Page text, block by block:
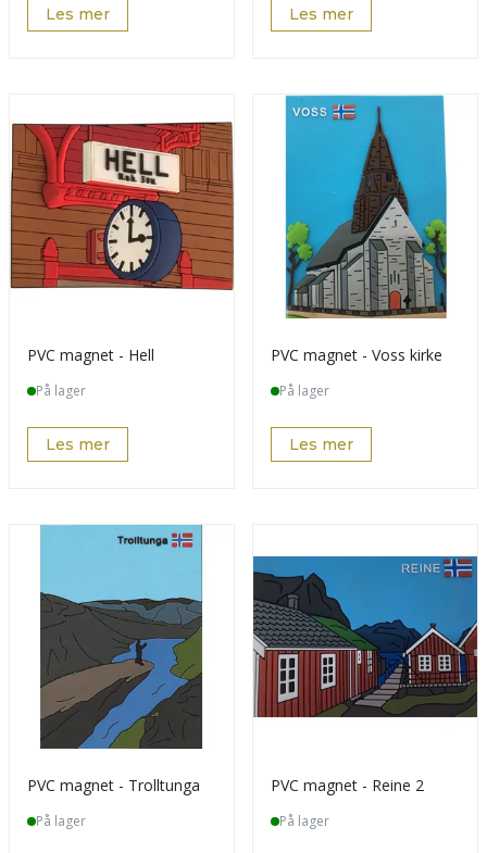
Les mer Les mer
PVC magnet - Hell
På lager
Les mer
PVC magnet - Voss kirke
På lager
Les mer
PVC magnet - Trolltunga
På lager
PVC magnet - Reine 2
På lager